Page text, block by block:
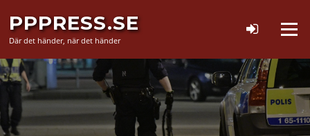
innehåll
PPPRESS.SE
Där det händer, när det händer
Meny